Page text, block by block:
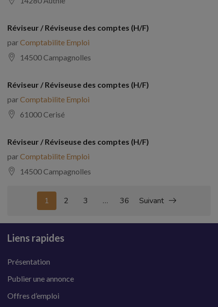
Réviseur / Réviseuse des comptes (H/F)
parComptabilite Emploi
14500 Campagnolles
Réviseur / Réviseuse des comptes (H/F)
parComptabilite Emploi
61000 Cerisé
Réviseur / Réviseuse des comptes (H/F)
parComptabilite Emploi
14500 Campagnolles
1 2 3 … 36 Suivant
Liens rapides
Présentation
Publier une annonce
Offres d’emploi